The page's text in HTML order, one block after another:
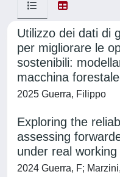
Utilizzo dei dati di
per migliorare le
sostenibili:
macchina
2025 Guerra, Filippo
Exploring the
assessing
under real
2024 Guerra, F;